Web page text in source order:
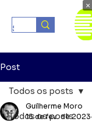
Post
Todos os posts
Todos os posts
Guilherme Moro
15 de fev. de 2023
×